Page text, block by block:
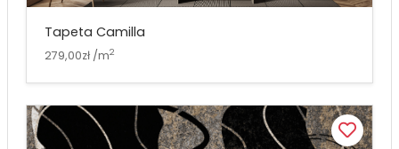
Tapeta Camilla
279,00zł /m2